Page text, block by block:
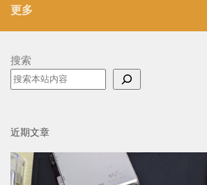
更多
搜索
近期文章